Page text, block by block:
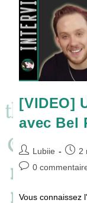
[VIDEO]
avec Bel
Auteur/autrice
de
Lubiie 2
Commentaires
0
Vous connaissez